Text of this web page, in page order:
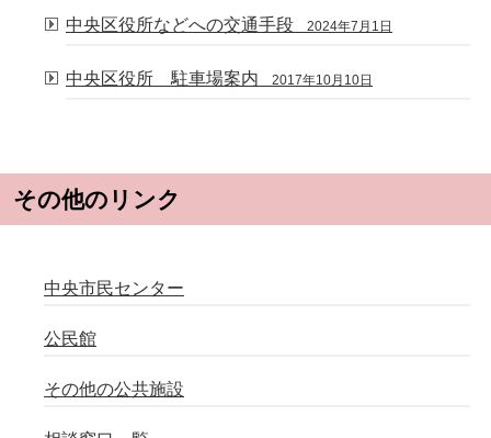
中央区役所などへの交通手段 2024年7月1日
中央区役所 駐車場案内 2017年10月10日
その他のリンク
中央市民センター
公民館
その他の公共施設